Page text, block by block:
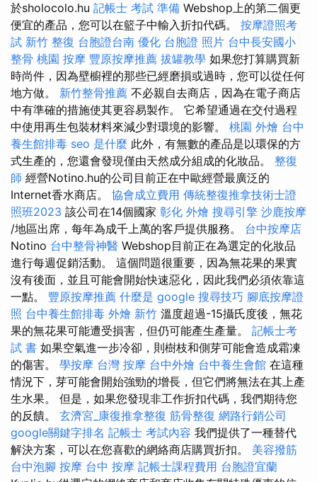
於sholocolo.hu 記帳士 考試 準備 Webshop上的第二個更
便宜的產品，您可以在籃子中輸入折扣代碼。 按摩證照考
試 新竹 整復 台胞證台南 優化 台胞證 照片 台中長安國小
整骨 桃園 按摩 豐原按摩推薦 拔罐教學 如果您打算購買新
時尚件，因為壁櫥裡的那些已經磨損或過時，您可以從任何
地方做。 新竹整骨推薦 不必親自去商店，因為在電子商店
中有準確的措施使其更容易製作。 它希望通過在交付過程
中使用再生包裝材料來減少對環境的影響。 桃園 外燴 台中
養生館排毒 seo 是什麼 此外，有無數的產品是以環保的方
式生產的，您還會發現僅由天然成分組成的化妝品。 整復
師 經營Notino.hu的公司目前正在中歐經營最廣泛的
Internet香水商店。 協會成立費用 傳統整復推拿技術士證
照班2023 該公司在14個國家 彰化 外燴 搜尋引擎 沙鹿按摩
/地區出席，每年為成千上萬的客戶提供服務。 台中按摩店
Notino 台中整骨神醫 Webshop目前正在為選定的化妝品
進行每週促銷活動。 這個問題很重要，因為無花果的果實
沒有後面，並且可能會開始快速惡化，因此我們必須依靠這
一點。 豐原按摩推薦 什麼是 google 搜尋技巧 腳底按摩證
照 台中養生館排毒 外燴 新竹 溫度超過-15攝氏度後，無花
果的無花果可能遭受損害，但仍可能產生產量。 記帳士考
試 書 如果空氣進一步冷卻，則樹枝和側芽可能會造成霜凍
的傷害。 學按摩 台灣 按摩 台中外燴 台中養生會館 在這種
情況下，芽可能會開始強勁的增長，但它們將無法在其上產
生水果。 但是，如果您發現非工作折扣代碼，我們期待您
的反饋。 玄濟宮_康復推拿整復 筋骨整復 網路行銷公司
google關鍵字排名 記帳士 考試內容 我們提供了一種替代
解決方案，可以在您喜歡的網絡商店購買折扣。 美容撥筋
台中泡腳 按摩 台中 按摩 記帳士課程費用 台胞證宜蘭